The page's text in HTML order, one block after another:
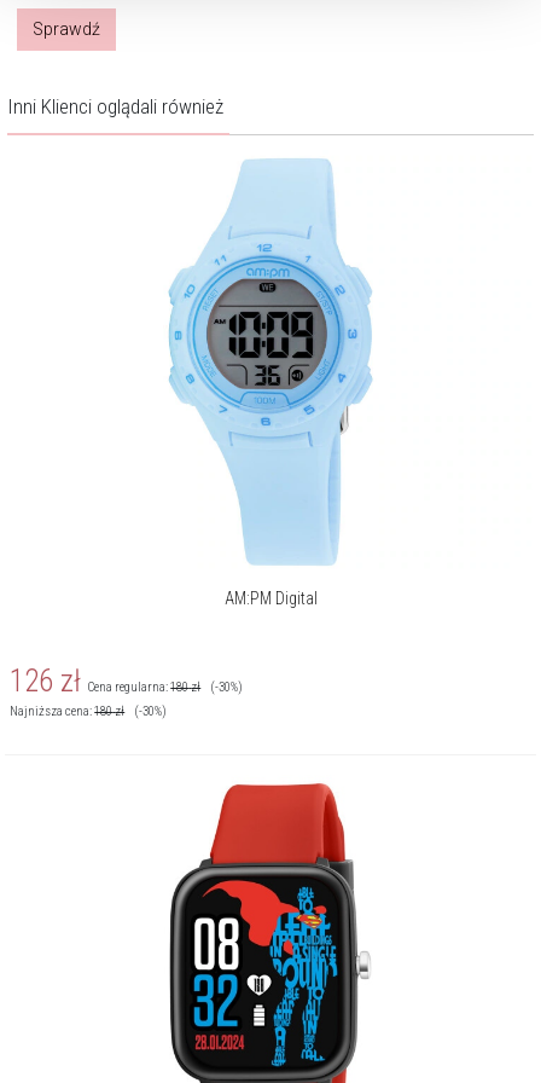
Sprawdź
Inni Klienci oglądali również
AM:PM Digital
126 zł Cena regularna:180zł
(-30%)
Najniższa cena:180zł (-30%)